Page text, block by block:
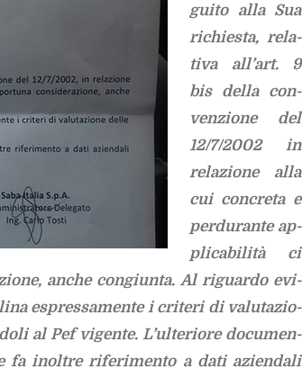
gui­to alla Sua
ri­chie­sta, re­la­
ti­va al­l’art. 9
bis del­la con­
ven­zio­ne del
12/​7/​2002 in
re­la­zio­ne alla
cui con­cre­ta e
per­du­ran­te ap­
pli­ca­bi­li­tà ci
an­che con­giun­ta. Al ri­guar­do evi­
espres­sa­men­te i cri­te­ri di va­lu­ta­zio­
al Pef vi­gen­te. L’ul­te­rio­re do­cu­men­
fa inol­tre ri­fe­ri­men­to a dati azien­da­li